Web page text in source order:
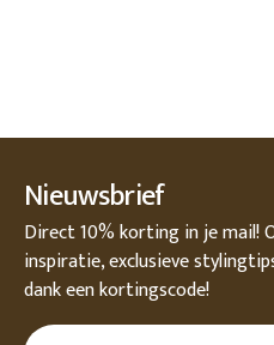
Nieuwsbrief
Direct 10% korting in je mail!
inspiratie, exclusieve
dank een kortingscode!